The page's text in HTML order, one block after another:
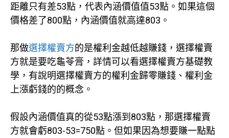
距離只有差53點，代表內涵價值值53點。如果這個
價格差了800點，內涵價值就高達803。
那做選擇權賣方的是權利金越低越賺錢，選擇權賣
方就是要吃龜苓膏，詳情可以看選擇權賣方基礎教
學，有說明選擇權賣方的權利金歸零賺錢、權利金
上漲虧錢的的概念。
假設內涵價值真的從53點漲到803點，那選擇權賣
方就會虧803-53=750點。但如果因為想要賺一點點